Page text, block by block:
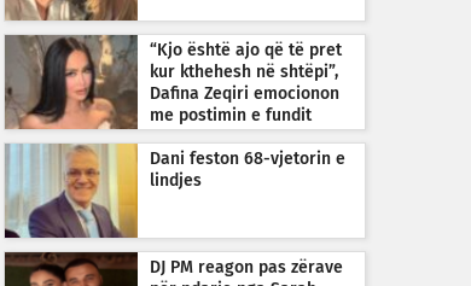
“Kjo është ajo që të pret
kur kthehesh në shtëpi”,
Dafina Zeqiri emocionon
me postimin e fundit
Dani feston 68-vjetorin e
lindjes
DJ PM reagon pas zërave